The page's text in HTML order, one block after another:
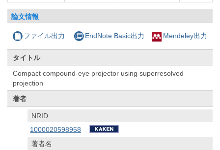
論文情報
ファイル出力 EndNote Basic出力 Mendeley出力
タイトル
Compact compound-eye projector using superresolved
projection
著者
NRID
1000020598958
著者名